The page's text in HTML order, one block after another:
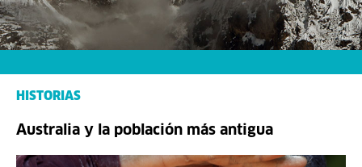
HISTORIAS
Australia y la población más antigua